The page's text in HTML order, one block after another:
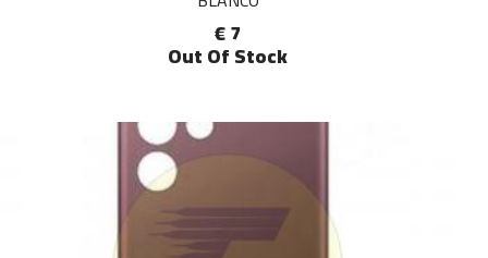
€ 7
Out Of Stock